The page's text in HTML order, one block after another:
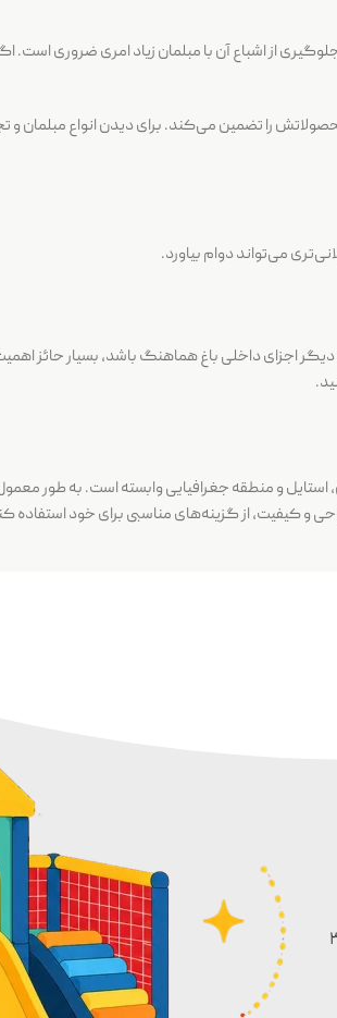
از اشباع آن با مبلمان زیاد امری ضروری است.
را تضمین می‌کند. برای دیدن انواع مبلمان و
می‌تواند دوام بیاورد.
اجزای داخلی باغ هماهنگ باشد، بسیار حائز
استایل و منطقه جغرافیایی وابسته است. به طور
و کیفیت، از گزینه‌های مناسبی برای خود استفاده
۷۸/۱ طبقه ۲ واحد ۳